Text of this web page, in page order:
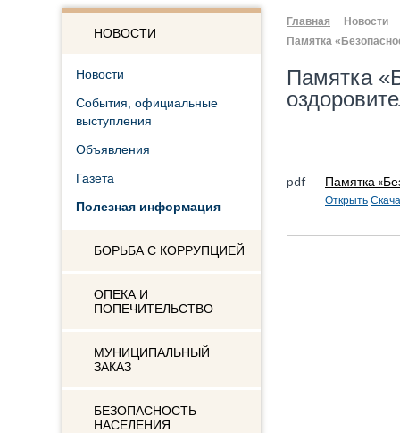
НОВОСТИ
Новости
События, официальные
выступления
Объявления
Газета
Полезная информация
БОРЬБА С КОРРУПЦИЕЙ
ОПЕКА И
ПОПЕЧИТЕЛЬСТВО
МУНИЦИПАЛЬНЫЙ
ЗАКАЗ
БЕЗОПАСНОСТЬ
НАСЕЛЕНИЯ
Главная
Новости
Памятка
Памятка
pdf Памятка
Открыть